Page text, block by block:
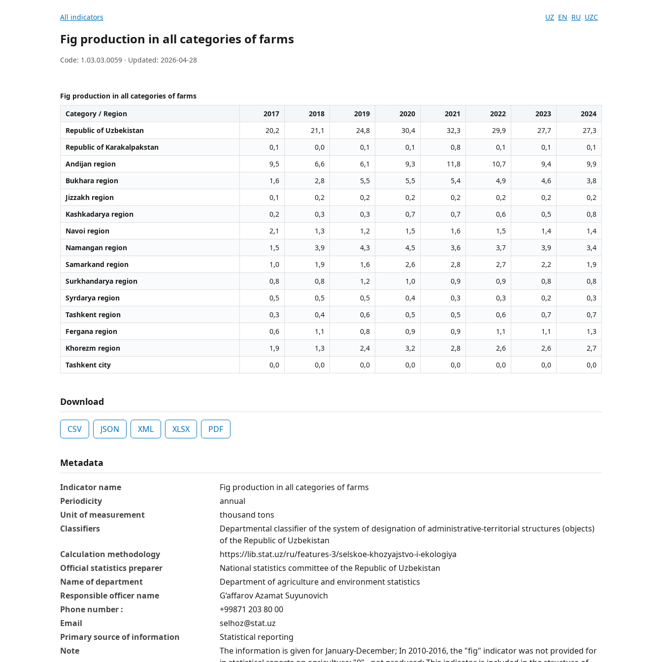
All indicators UZ EN RU UZC
Fig production in all categories of farms
Code: 1.03.03.0059 · Updated: 2026-04-28
Fig production in all categories of farms
Category / Region
2017 2018 2019 2020 2021 2022 2023
2024
Republic of Uzbekistan
20,2 21,1 24,8 30,4 32,3 29,9 27,7
27,3
Republic of Karakalpakstan
0,1 0,0 0,1 0,1 0,8 0,1 0,1
0,1
Andijan region
9,5 6,6 6,1 9,3 11,8 10,7 9,4
9,9
Bukhara region
1,6 2,8 5,5 5,5 5,4 4,9 4,6
3,8
Jizzakh region
0,1 0,2 0,2 0,2 0,2 0,2 0,2
0,2
Kashkadarya region
0,2 0,3 0,3 0,7 0,7 0,6 0,5
0,8
Navoi region
2,1 1,3 1,2 1,5 1,6 1,5 1,4
1,4
Namangan region
1,5 3,9 4,3 4,5 3,6 3,7 3,9
3,4
Samarkand region
1,0 1,9 1,6 2,6 2,8 2,7 2,2
1,9
Surkhandarya region
0,8 0,8 1,2 1,0 0,9 0,9 0,8
0,8
Syrdarya region
0,5 0,5 0,5 0,4 0,3 0,3 0,2
0,3
Tashkent region
0,3 0,4 0,6 0,5 0,5 0,6 0,7
0,7
Fergana region
0,6 1,1 0,8 0,9 0,9 1,1 1,1
1,3
Khorezm region
1,9 1,3 2,4 3,2 2,8 2,6 2,6
2,7
Tashkent city
0,0 0,0 0,0 0,0 0,0 0,0 0,0 0,0
Download
CSV JSON XML XLSX PDF
Metadata
Indicator name
Fig production in all categories of farms
Periodicity
annual
Unit of measurement
thousand tons
Classifiers
Departmental classifier of the system of designation of administrative-territorial structures (objects)
of the Republic of Uzbekistan
Calculation methodology
https://lib.stat.uz/ru/features-3/selskoe-khozyajstvo-i-ekologiya
Official statistics preparer
National statistics committee of the Republic of Uzbekistan
Name of department
Department of agriculture and environment statistics
Responsible officer name
G‘affarov Azamat Suyunovich
Phone number :
+99871 203 80 00
Email
selhoz@stat.uz
Primary source of information
Statistical reporting
Note
The information is given for January-December; In 2010-2016, the "fig" indicator was not provided for